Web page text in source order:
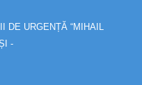
DE URGENȚĂ “MIHAIL
-